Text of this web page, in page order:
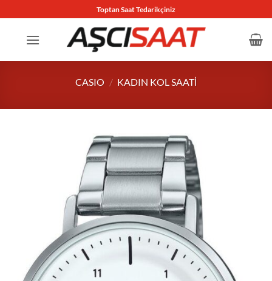
atla
Toptan Saat Tedarikçiniz
CASIO / KADIN KOL SAATI